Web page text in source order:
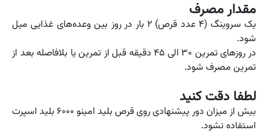
مقدار مصرف
یک سروینگ (۴ عدد قرص) ۲ بار در روز بین وعده‌های غذایی میل
شود.
در روز‌های تمرین ۳۰ الی ۴۵ دقیقه قبل از تمرین یا بلافاصله بعد از
تمرین مصرف شود.
لطفا دقت کنید
بیش از میزان دور پیشنهادی روی قرص بلید امینو ۶۰۰۰ بلید اسپرت
استفاده نشود.